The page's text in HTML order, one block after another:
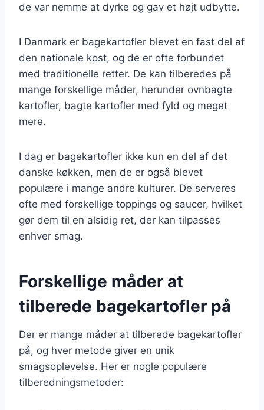
de var nemme at dyrke og gav et højt udbytte.
I Danmark er bagekartofler blevet en fast del af
den nationale kost, og de er ofte forbundet
med traditionelle retter. De kan tilberedes på
mange forskellige måder, herunder ovnbagte
kartofler, bagte kartofler med fyld og meget
mere.
I dag er bagekartofler ikke kun en del af det
danske køkken, men de er også blevet
populære i mange andre kulturer. De serveres
ofte med forskellige toppings og saucer, hvilket
gør dem til en alsidig ret, der kan tilpasses
enhver smag.
Forskellige måder at
tilberede bagekartofler på
Der er mange måder at tilberede bagekartofler
på, og hver metode giver en unik
smagsoplevelse. Her er nogle populære
tilberedningsmetoder: